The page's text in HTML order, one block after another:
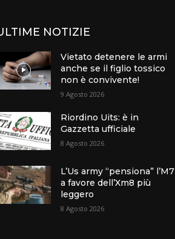
NOTIZIE
Vietato detenere le armi
anche se il figlio tossico
non è convivente!
9 Agosto 2026
Riordino Uits: è in
Gazzetta ufficiale
8 Agosto 2026
L’Us army “pensiona” l’M7
a favore dell’Xm8 più
leggero
8 Agosto 2026